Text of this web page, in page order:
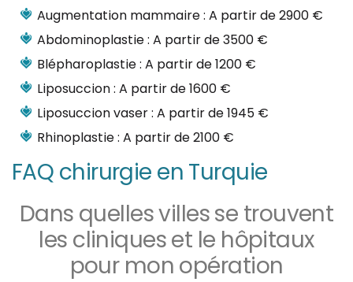
Augmentation mammaire : A partir de 2900 €
Abdominoplastie : A partir de 3500 €
Blépharoplastie : A partir de 1200 €
Liposuccion : A partir de 1600 €
Liposuccion vaser : A partir de 1945 €
Rhinoplastie : A partir de 2100 €
FAQ chirurgie en Turquie
Dans quelles villes se trouvent
les cliniques et le hôpitaux
pour mon opération